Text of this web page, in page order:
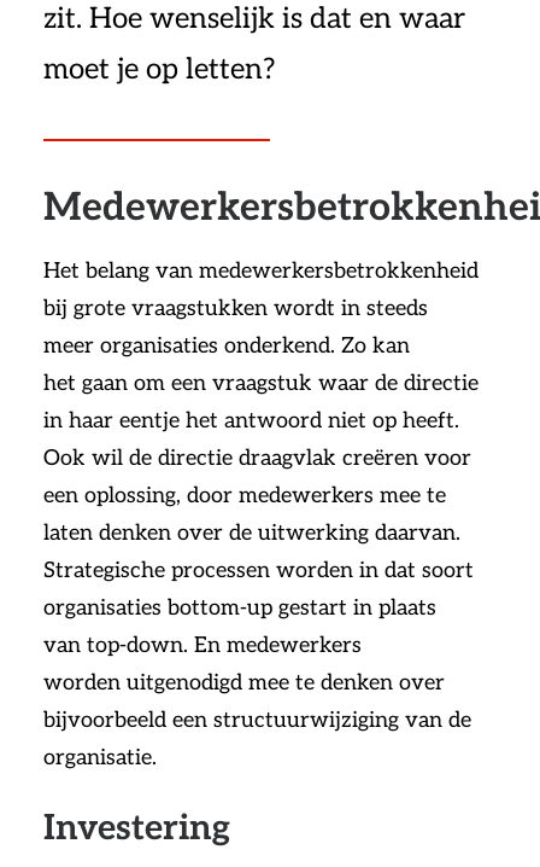
zit. Hoe wenselijk is dat en waar
moet je op letten?
Het belang van medewerkersbetrokkenheid
bij grote vraagstukken wordt in steeds
meer organisaties onderkend. Zo kan
het gaan om een vraagstuk waar de directie
in haar eentje het antwoord niet op heeft.
Ook wil de directie draagvlak creëren voor
een oplossing, door medewerkers mee te
laten denken over de uitwerking daarvan.
Strategische processen worden in dat soort
organisaties bottom-up gestart in plaats
van top-down. En medewerkers
worden uitgenodigd mee te denken over
bijvoorbeeld een structuurwijziging van de
organisatie.
Investering